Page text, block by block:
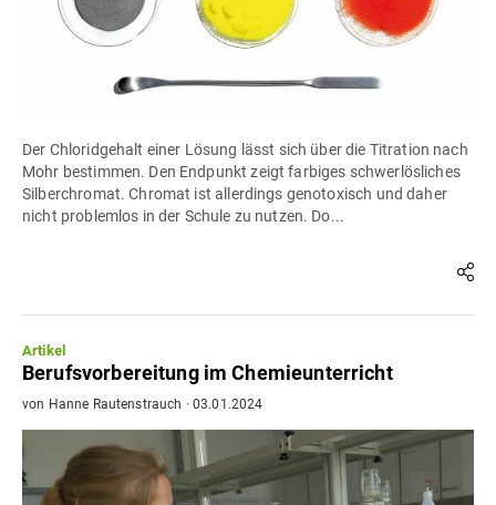
Der Chloridgehalt einer Lösung lässt sich über die Titration nach
Mohr bestimmen. Den Endpunkt zeigt farbiges schwerlösliches
Silberchromat. Chromat ist allerdings genotoxisch und daher
nicht problemlos in der Schule zu nutzen. Do...
Artikel
Berufsvorbereitung im Chemieunterricht
von Hanne Rautenstrauch · 03.01.2024